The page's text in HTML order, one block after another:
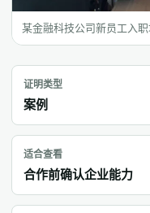
某金融科技公司新员工入
证明类型
案例
适合查看
合作前确认企业能力